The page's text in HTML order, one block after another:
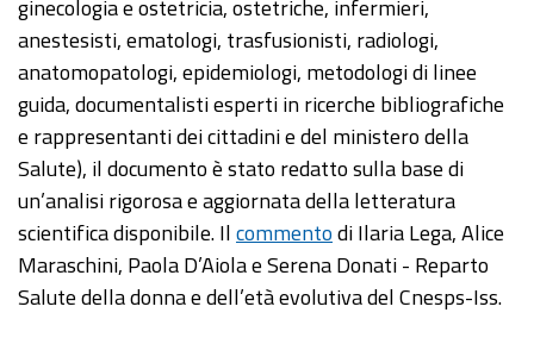
ginecologia e ostetricia, ostetriche, infermieri,
anestesisti, ematologi, trasfusionisti, radiologi,
anatomopatologi, epidemiologi, metodologi di linee
guida, documentalisti esperti in ricerche bibliografiche
e rappresentanti dei cittadini e del ministero della
Salute), il documento è stato redatto sulla base di
un’analisi rigorosa e aggiornata della letteratura
scientifica disponibile. Ilcommentodi Ilaria Lega, Alice
Maraschini, Paola D’Aiola e Serena Donati - Reparto
Salute della donna e dell’età evolutiva del Cnesps-Iss.